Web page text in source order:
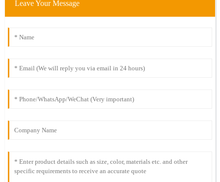
Leave Your Message